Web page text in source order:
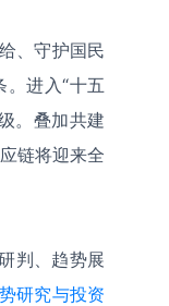
、守护国民
进入“十五
。叠加共建
链将迎来全
判、趋势展
研究与投资